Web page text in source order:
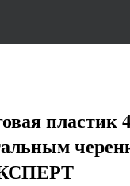
пластик